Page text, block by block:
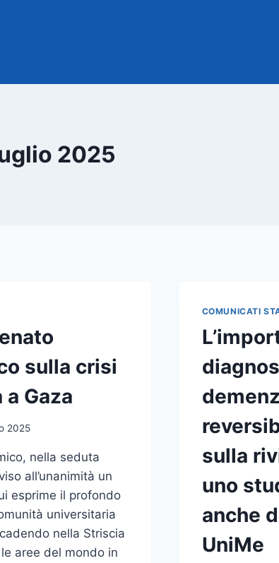
2025
sulla crisi
Gaza
2025
nella seduta
all’unanimità un
esprime il profondo
universitaria
nella Striscia
aree del mondo in
COMUNICATI
sulla
uno
anche
UniMe